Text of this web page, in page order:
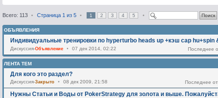
Всего: 113 • Страница 1 из 5 • 1 2 3 4 5 •
ОБЪЯВЛЕНИЯ
Индивидуальные тренировки по hyperturbo heads up +кэш cap hu+spin
Последнее
Дискуссия-Объявление • 07 дек 2014, 02:22
ЛЕНТА ТЕМ
Для кого это раздел?
Последнее
Дискуссия-Закрыто • 08 дек 2009, 21:58
Нужны Статьи и Воды от PokerStrategy для золота и выше.